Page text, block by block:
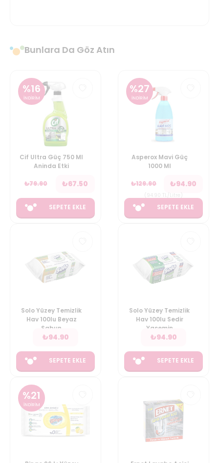
Bunlara Da Göz Atın
%16
İNDİRİM
Cif Ultra Güç 750 Ml
Aninda Etki
₺79.90 ₺67.50
SEPETE EKLE
%27
İNDİRİM
Asperox Mavi Güç
1000 Ml
₺129.90 ₺94.90
SEPETE EKLE
Solo Yüzey Temizlik
Hav 100lu Beyaz
Sabun
₺94.90
SEPETE EKLE
Solo Yüzey Temizlik
Hav 100lu Sedir
Yasemin
₺94.90
SEPETE EKLE
%21
İNDİRİM